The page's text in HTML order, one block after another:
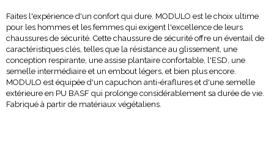
Faites l'expérience d'un confort qui dure. MODULO est le choix ultime
pour les hommes et les femmes qui exigent l'excellence de leurs
chaussures de sécurité. Cette chaussure de sécurité offre un éventail de
caractéristiques clés, telles que la résistance au glissement, une
conception respirante, une assise plantaire confortable, l'ESD, une
semelle intermédiaire et un embout légers, et bien plus encore.
MODULO est équipée d'un capuchon anti-éraflures et d'une semelle
extérieure en PU BASF qui prolonge considérablement sa durée de vie.
Fabriqué à partir de matériaux végétaliens.